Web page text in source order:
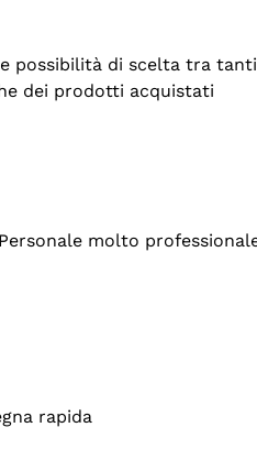
possibilità di scelta tra
dei prodotti acquistati
molto
rapida